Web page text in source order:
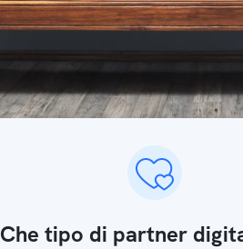
Che tipo di partner